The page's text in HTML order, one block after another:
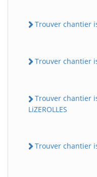
Trouver chantier
Trouver chantier
Trouver chantier
LiZEROLLES
Trouver chantier